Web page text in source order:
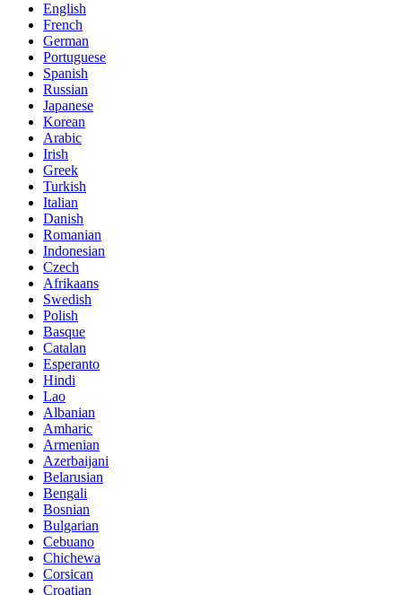
English
French
German
Portuguese
Spanish
Russian
Japanese
Korean
Arabic
Irish
Greek
Turkish
Italian
Danish
Romanian
Indonesian
Czech
Afrikaans
Swedish
Polish
Basque
Catalan
Esperanto
Hindi
Lao
Albanian
Amharic
Armenian
Azerbaijani
Belarusian
Bengali
Bosnian
Bulgarian
Cebuano
Chichewa
Corsican
Croatian